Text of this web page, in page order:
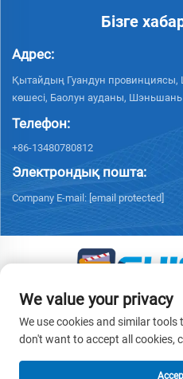
Бізге
Адрес:
Қытайдың Гуандун
көшесі, Баолун ауданы,
Телефон:
+86-13480780812
Электрондық пошта:
Company E-mail: [email protected]
© 2026 «Чисун Интеллидженс
Лимитед» барлық құқықтар
саясаты
We value your privacy
We use cookies and similar
don't want to accept all cookies,